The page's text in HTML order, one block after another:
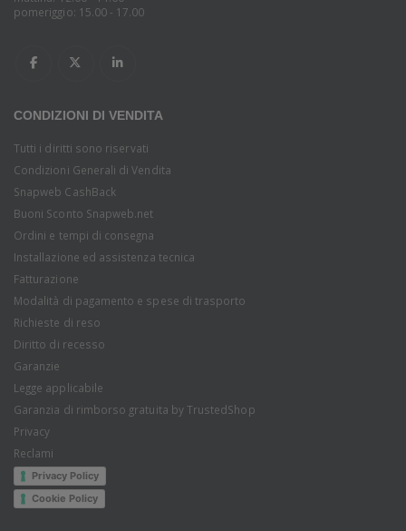
pomeriggio: 15.00 - 17.00
CONDIZIONI DI VENDITA
Tutti i diritti sono riservati
Condizioni Generali di Vendita
Snapweb CashBack
Buoni Sconto Snapweb.net
Ordini e tempi di consegna
Installazione ed assistenza tecnica
Fatturazione
Modalità di pagamento e spese di trasporto
Richieste di reso
Diritto di recesso
Garanzie
Legge applicabile
Garanzia di rimborso gratuita by TrustedShop
Privacy
Reclami
Privacy Policy
Cookie Policy